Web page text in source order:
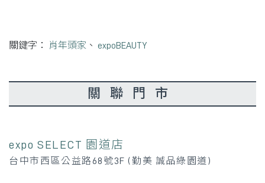
關鍵字： 肖年頭家 、 expoBEAUTY
關聯門市
expo SELECT 園道店
台中市西區公益路68號3F (勤美 誠品綠園道)